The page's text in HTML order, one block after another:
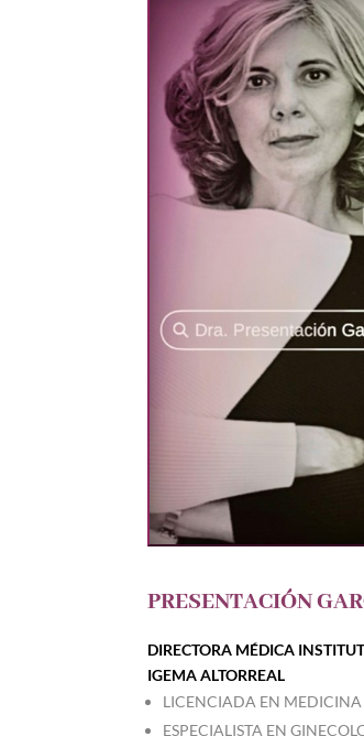
PRESENTACIÓN
DIRECTORA MÉDICA
IGEMA ALTORREAL
LICENCIADA EN MEDICINA
ESPECIALISTA EN